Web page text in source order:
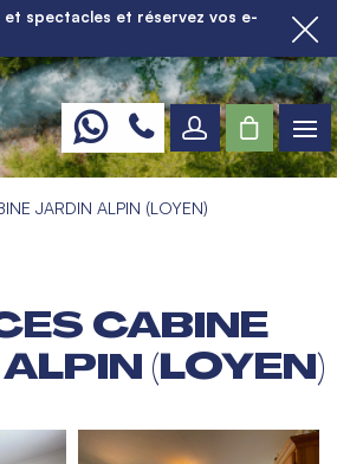
spectacles et réservez vos e-
JARDIN ALPIN (LOYEN)
CABINE
(LOYEN)